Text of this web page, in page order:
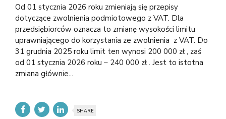
Od 01 stycznia 2026 roku zmieniają się przepisy
dotyczące zwolnienia podmiotowego z VAT. Dla
przedsiębiorców oznacza to zmianę wysokości limitu
uprawniającego do korzystania ze zwolnienia z VAT. Do
31 grudnia 2025 roku limit ten wynosi 200 000 zł , zaś
od 01 stycznia 2026 roku – 240 000 zł . Jest to istotna
zmiana głównie...
SHARE